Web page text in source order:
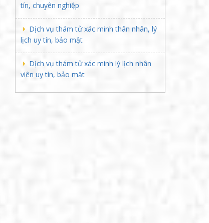
tín, chuyên nghiệp
Dịch vụ thám tử xác minh thân nhân, lý
lịch uy tín, bảo mật
Dịch vụ thám tử xác minh lý lịch nhân
viên uy tín, bảo mật